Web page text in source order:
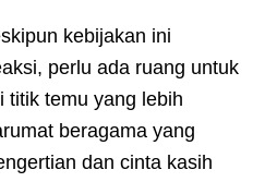
kebijakan ini
perlu ada ruang untuk
titik temu yang lebih
beragama yang
dan cinta kasih